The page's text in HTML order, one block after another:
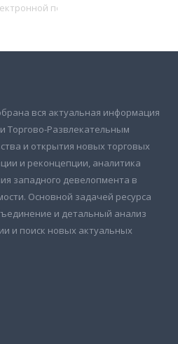
вся актуальная информация
Торгово-Развлекательным
и открытия новых торговых
и реконцепции, аналитика
западного девелопмента в
Основной задачей ресурса
и детальный анализ
и поиск новых актуальных